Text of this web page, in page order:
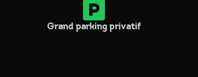

Grand parking privatif